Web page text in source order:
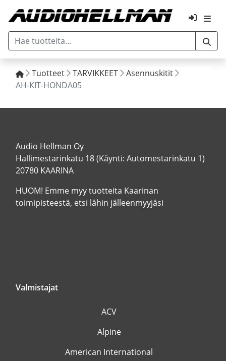
Tuotteet TARVIKKEET
Asennuskitit
AH-KIT-HONDA05
Audio Hellman Oy
Hallimestarinkatu 18 (Käynti: Automestarinkatu 1)
20780 KAARINA
HUOM! Emme myy tuotteita Kaarinan
toimipisteestä, etsi lähin jälleenmyyjäsi
Valmistajat
ACV
Alpine
American International